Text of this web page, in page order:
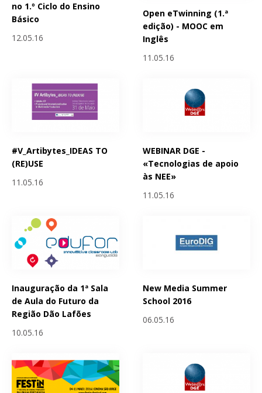
no 1.º Ciclo do Ensino
Básico
12.05.16
Open eTwinning (1.ª
edição) - MOOC em
Inglês
11.05.16
#V_Artibytes_IDEAS TO
(RE)USE
11.05.16
WEBINAR DGE -
«Tecnologias de apoio
às NEE»
11.05.16
Inauguração da 1ª Sala
de Aula do Futuro da
Região Dão Lafões
10.05.16
New Media Summer
School 2016
06.05.16